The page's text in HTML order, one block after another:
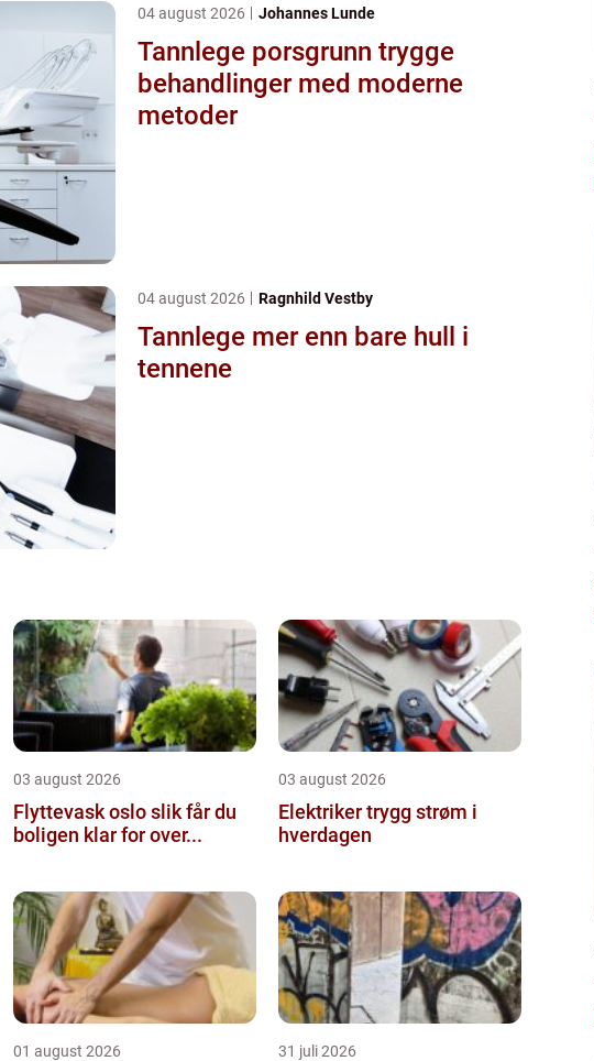
04 august 2026 Johannes Lunde
Tannlege porsgrunn trygge
behandlinger med moderne
metoder
04 august 2026 Ragnhild Vestby
Tannlege mer enn bare hull i
tennene
03 august 2026
Flyttevask oslo slik får du
boligen klar for over...
03 august 2026
Elektriker trygg strøm i
hverdagen
01 august 2026 31 juli 2026